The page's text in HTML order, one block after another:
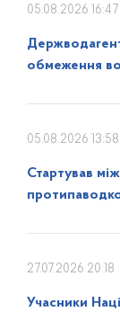
05.08.2026 16:47
обмеження
05.08.2026 13:58
Стартував
27.07.2026 20:18
Учасники